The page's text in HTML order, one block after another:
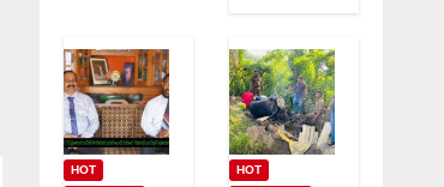
ගමන් වාර
කිහිපයක්
ධාවනයට…
රක්ෂණාවරණ
යක් (video)
HOT
HOT